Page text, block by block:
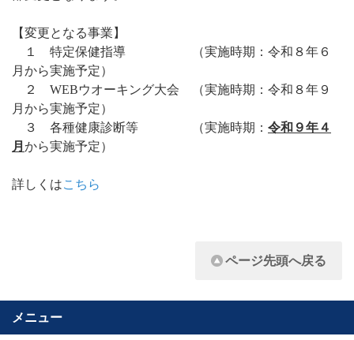
【変更となる事業】
１ 特定保健指導 （実施時期：令和８年６
月から実施予定）
２ WEBウオーキング大会 （実施時期：令和８年９
月から実施予定）
３ 各種健康診断等 （実施時期： 令和９年４
月 から実施予定）
詳しくはこちら
ページ先頭へ戻る
メニュー